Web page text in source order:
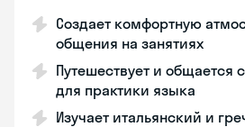
Создает комфортную
общения на занятиях
Путешествует и общается
для практики языка
Изучает итальянский и